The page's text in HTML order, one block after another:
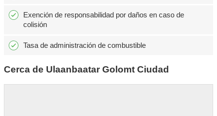
Exención de responsabilidad por daños en caso de
colisión
Tasa de administración de combustible
Cerca de Ulaanbaatar Golomt Ciudad